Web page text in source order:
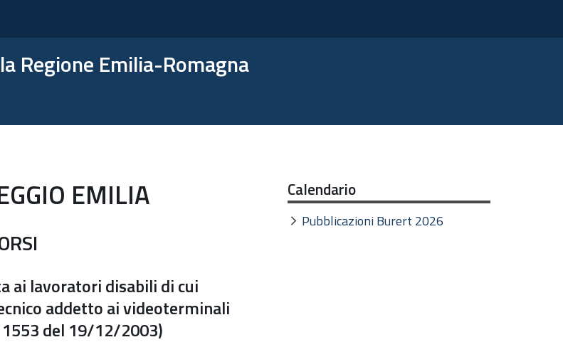
Regione Emilia-Romagna
EMILIA
ai lavoratori disabili di cui
addetto ai videoterminali
del 19/12/2003)
Calendario
Pubblicazioni Burert 2026